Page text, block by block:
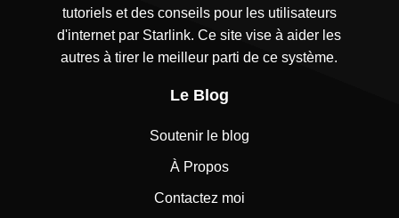
tutoriels et des conseils pour les utilisateurs
d'internet par Starlink. Ce site vise à aider les
autres à tirer le meilleur parti de ce système.
Le Blog
Soutenir le blog
À Propos
Contactez moi